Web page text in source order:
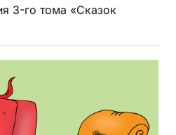
3-го тома «Сказок